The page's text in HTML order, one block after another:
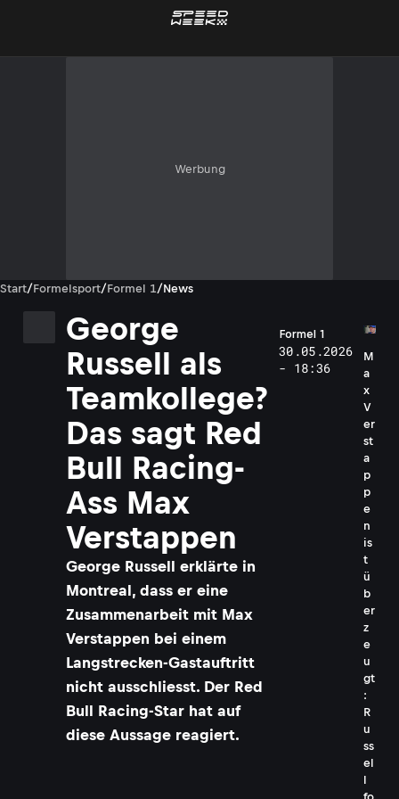
Werbung
Start/Formelsport/Formel 1/News
George
Russell als
Teamkollege?
Das sagt Red
Bull Racing-
Ass Max
Verstappen
George Russell erklärte in
Montreal, dass er eine
Zusammenarbeit mit Max
Verstappen bei einem
Langstrecken-Gastauftritt
nicht ausschliesst. Der Red
Bull Racing-Star hat auf
diese Aussage reagiert.
Formel 1
30.05.2026
- 18:36
M
a
x
V
er
st
a
p
p
e
n
is
t
ü
b
er
z
e
u
gt
:
R
u
ss
el
l